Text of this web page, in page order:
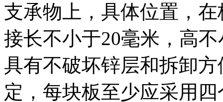
支承物上，具体位置，
接长不小于20毫米，高
具有不破坏锌层和拆卸
定，每块板至少应采用